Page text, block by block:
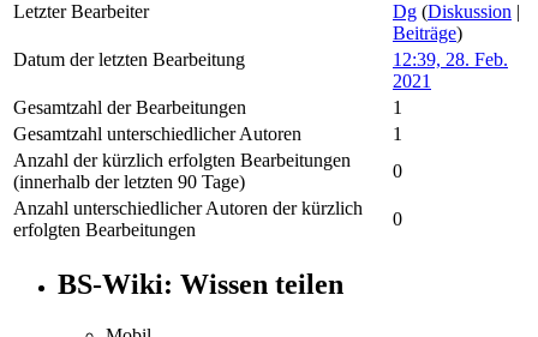
Letzter Bearbeiter
Dg (Diskussion |
Beiträge)
Datum der letzten Bearbeitung
12:39, 28. Feb.
2021
Gesamtzahl der Bearbeitungen
1
Gesamtzahl unterschiedlicher Autoren
1
Anzahl der kürzlich erfolgten Bearbeitungen
(innerhalb der letzten 90 Tage)
0
Anzahl unterschiedlicher Autoren der kürzlich
erfolgten Bearbeitungen
0
BS-Wiki: Wissen teilen